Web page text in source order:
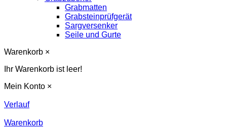
Grabmatten
Grabsteinprüfgerät
Sargversenker
Seile und Gurte
Warenkorb ×
Ihr Warenkorb ist leer!
Mein Konto ×
Verlauf
Warenkorb